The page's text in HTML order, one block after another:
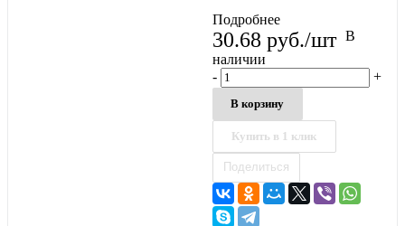
Подробнее
30.68 руб./шт В
наличии
-
+
В корзину
Купить в 1 клик
Поделиться